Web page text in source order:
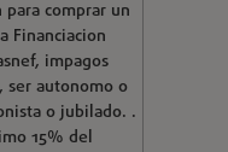
comprar un
Financiacion
impagos
ser autonomo o
o jubilado. .
15% del